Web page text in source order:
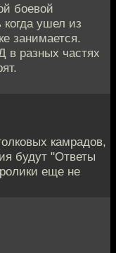
боевой
ушел из
занимается.
в разных частях
камрадов,
будут "Ответы
еще не